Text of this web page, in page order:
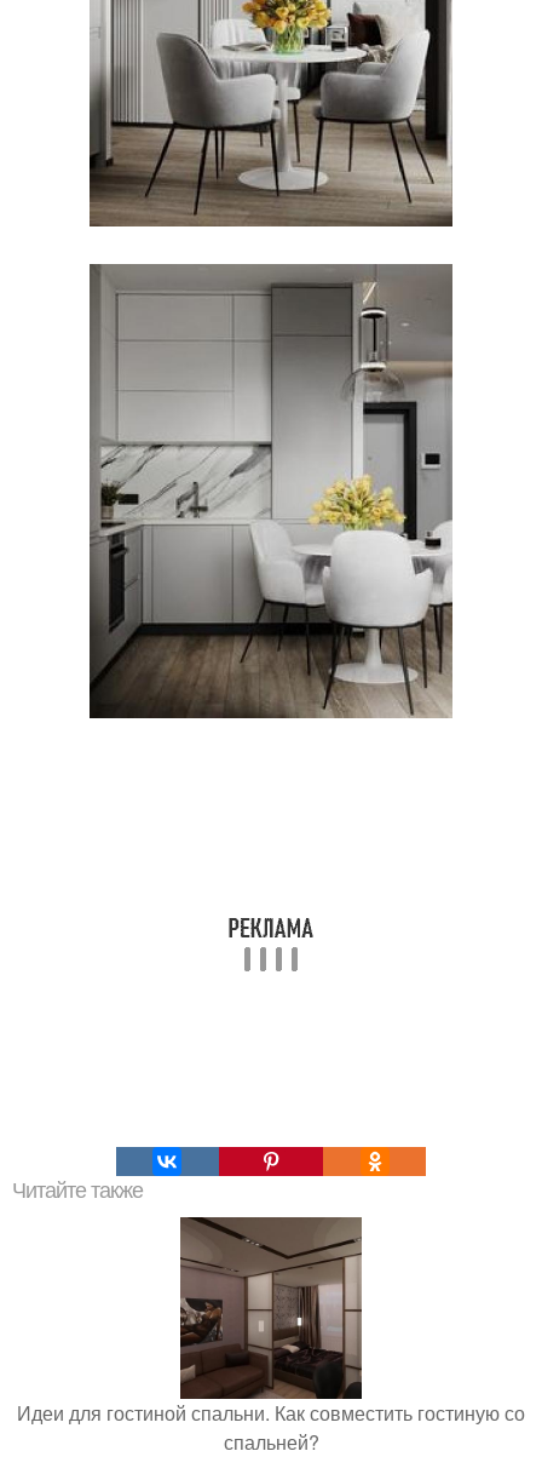
Читайте также
Идеи для гостиной спальни. Как совместить гостиную со
спальней?